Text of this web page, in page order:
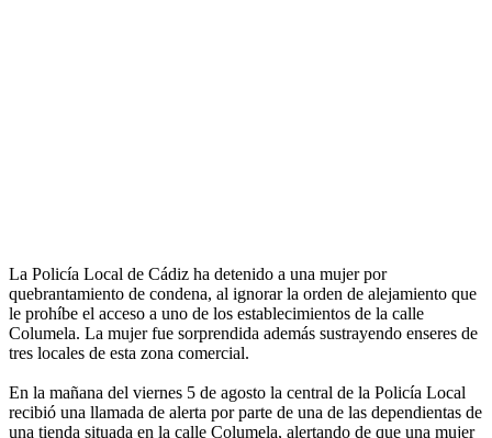
La Policía Local de Cádiz ha detenido a una mujer por
quebrantamiento de condena, al ignorar la orden de alejamiento que
le prohíbe el acceso a uno de los establecimientos de la calle
Columela. La mujer fue sorprendida además sustrayendo enseres de
tres locales de esta zona comercial.
En la mañana del viernes 5 de agosto la central de la Policía Local
recibió una llamada de alerta por parte de una de las dependientas de
una tienda situada en la calle Columela, alertando de que una mujer